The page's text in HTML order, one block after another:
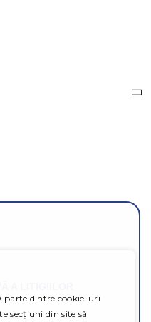
parte dintre cookie-uri
secțiuni din site să